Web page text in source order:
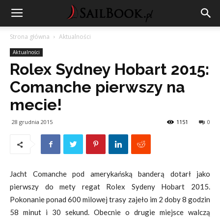
Strona główna Aktualności
Aktualności
Rolex Sydney Hobart 2015:
Comanche pierwszy na
mecie!
28 grudnia 2015 0
1151
Jacht Comanche pod amerykańską banderą dotarł jako
pierwszy do mety regat Rolex Sydeny Hobart 2015.
Pokonanie ponad 600 milowej trasy zajeło im 2 doby 8 godzin
58 minut i 30 sekund. Obecnie o drugie miejsce walczą